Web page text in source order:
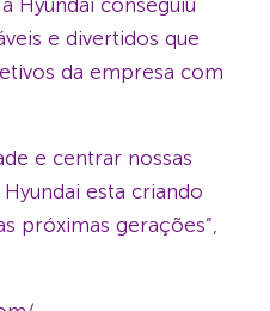
Hyundai conseguiu
​​e divertidos que
da empresa com
e centrar nossas
esta criando
próximas gerações”,